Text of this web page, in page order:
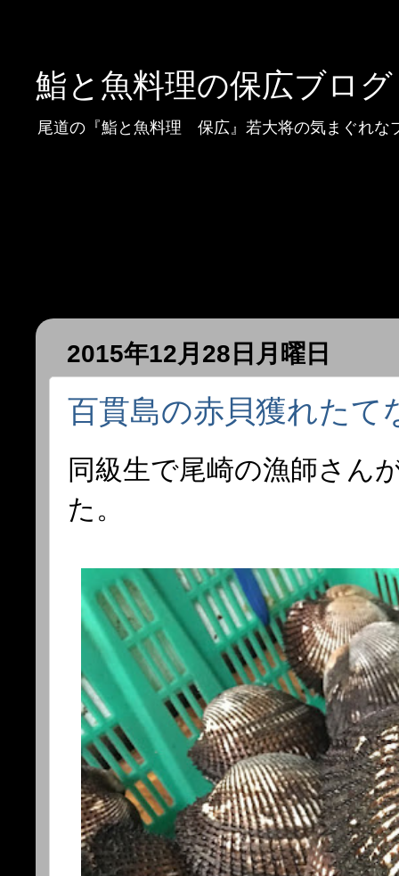
鮨と魚料理の保広ブログ
尾道の『鮨と魚料理 保広』若大将の気まぐれな
2015年12月28日月曜日
百貫島の赤貝獲れたて
同級生で尾崎の漁師さん
た。